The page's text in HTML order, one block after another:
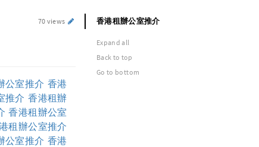
70 views
公室推介 香港
推介 香港租辦
香港租辦公室
租辦公室推介
公室推介 香港
香港租辦公室推介
Expand all
Back to top
Go to bottom